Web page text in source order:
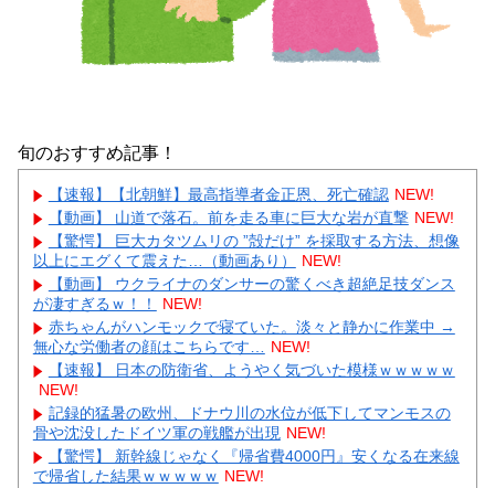
旬のおすすめ記事！
【速報】【北朝鮮】最高指導者金正恩、死亡確認 NEW!
【動画】 山道で落石。前を走る車に巨大な岩が直撃 NEW!
【驚愕】 巨大カタツムリの ”殻だけ” を採取する方法、想像
以上にエグくて震えた…（動画あり）
NEW!
【動画】 ウクライナのダンサーの驚くべき超絶足技ダンス
が凄すぎるｗ！！
NEW!
赤ちゃんがハンモックで寝ていた。淡々と静かに作業中 →
無心な労働者の顔はこちらです…
NEW!
【速報】 日本の防衛省、ようやく気づいた模様ｗｗｗｗｗ
NEW!
記録的猛暑の欧州、ドナウ川の水位が低下してマンモスの
骨や沈没したドイツ軍の戦艦が出現 NEW!
【驚愕】 新幹線じゃなく『帰省費4000円』安くなる在来線
で帰省した結果ｗｗｗｗｗ NEW!